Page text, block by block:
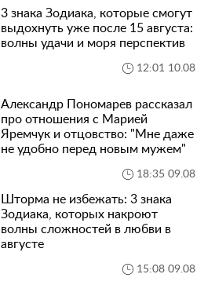
3 знака Зодиака, которые смогут
выдохнуть уже после 15 августа:
волны удачи и моря перспектив
12:01 10.08
Александр Пономарев рассказал
про отношения с Марией
Яремчук и отцовство: "Мне даже
не удобно перед новым мужем"
18:35 09.08
Шторма не избежать: 3 знака
Зодиака, которых накроют
волны сложностей в любви в
августе
15:08 09.08